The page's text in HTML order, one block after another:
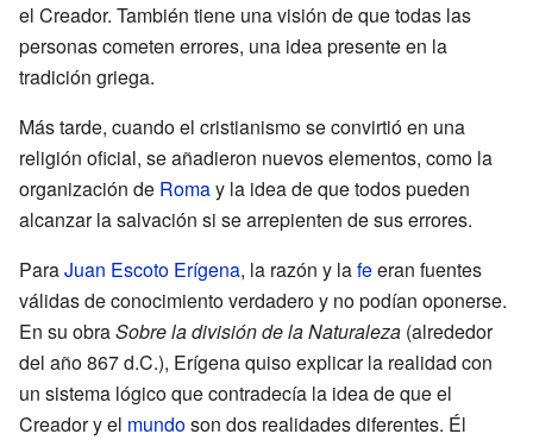
el Creador. También tiene una visión de que todas las
personas cometen errores, una idea presente en la
tradición griega.
Más tarde, cuando el cristianismo se convirtió en una
religión oficial, se añadieron nuevos elementos, como la
organización de Romay la idea de que todos pueden
alcanzar la salvación si se arrepienten de sus errores.
ParaJuan Escoto Erígena, la razón y lafeeran fuentes
válidas de conocimiento verdadero y no podían oponerse.
En su obraSobre la división de la Naturaleza (alrededor
del año 867 d.C.), Erígena quiso explicar la realidad con
un sistema lógico que contradecía la idea de que el
Creador y el mundoson dos realidades diferentes. Él